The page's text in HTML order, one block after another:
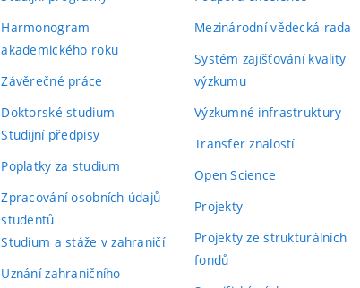
Harmonogram
akademického roku
Závěrečné práce
Doktorské studium
Studijní předpisy
Poplatky za studium
Zpracování osobních údajů
studentů
Studium a stáže v zahraničí
Uznání zahraničního
Mezinárodní vědecká rada
Systém zajišťování kvality
výzkumu
Výzkumné infrastruktury
Transfer znalostí
Open Science
Projekty
Projekty ze strukturálních
fondů